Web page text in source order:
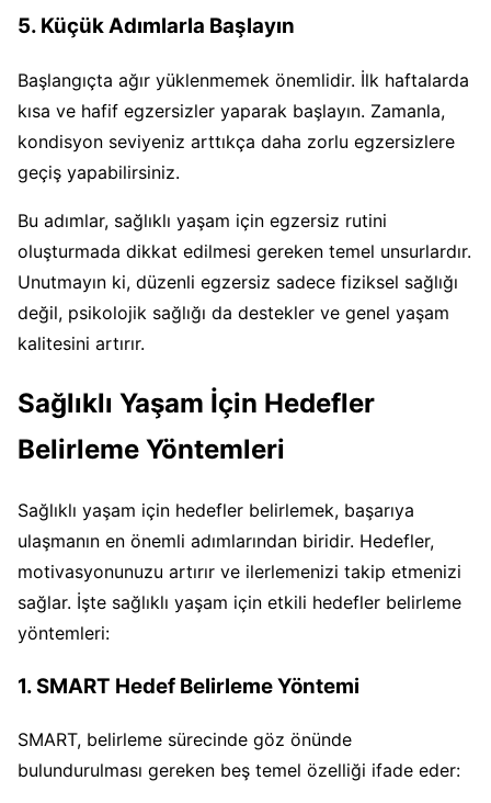
5. Küçük Adımlarla Başlayın
Başlangıçta ağır yüklenmemek önemlidir. İlk haftalarda
kısa ve hafif egzersizler yaparak başlayın. Zamanla,
kondisyon seviyeniz arttıkça daha zorlu egzersizlere
geçiş yapabilirsiniz.
Bu adımlar, sağlıklı yaşam için egzersiz rutini
oluşturmada dikkat edilmesi gereken temel unsurlardır.
Unutmayın ki, düzenli egzersiz sadece fiziksel sağlığı
değil, psikolojik sağlığı da destekler ve genel yaşam
kalitesini artırır.
Sağlıklı Yaşam İçin Hedefler
Belirleme Yöntemleri
Sağlıklı yaşam için hedefler belirlemek, başarıya
ulaşmanın en önemli adımlarından biridir. Hedefler,
motivasyonunuzu artırır ve ilerlemenizi takip etmenizi
sağlar. İşte sağlıklı yaşam için etkili hedefler belirleme
yöntemleri:
1. SMART Hedef Belirleme Yöntemi
SMART, belirleme sürecinde göz önünde
bulundurulması gereken beş temel özelliği ifade eder: